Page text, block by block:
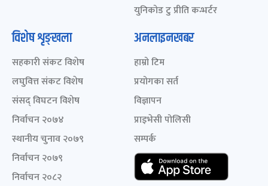
युनिकोड टु प्रीति कन्भर्टर
विशेष शृङ्खला
सहकारी संकट विशेष
लघुवित्त संकट विशेष
संसद् विघटन विशेष
निर्वाचन २०७४
स्थानीय चुनाव २०७९
निर्वाचन २०७९
निर्वाचन २०८२
अनलाइनखबर
हाम्रो टिम
प्रयोगका सर्त
विज्ञापन
प्राइभेसी पोलिसी
सम्पर्क